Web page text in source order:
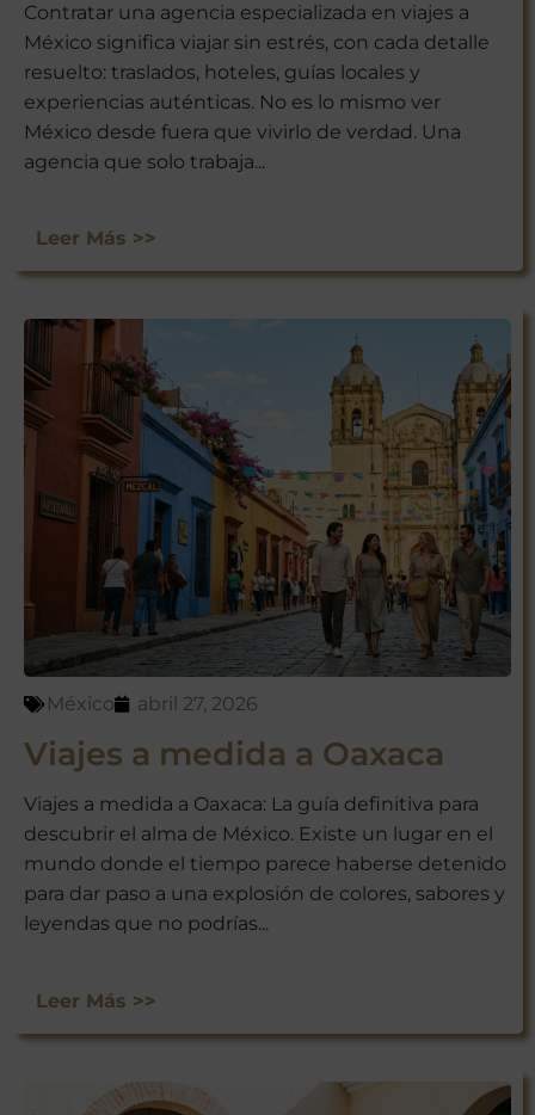
Contratar una agencia especializada en viajes a
México significa viajar sin estrés, con cada detalle
resuelto: traslados, hoteles, guías locales y
experiencias auténticas. No es lo mismo ver
México desde fuera que vivirlo de verdad. Una
agencia que solo trabaja...
Leer Más >>
México abril 27, 2026
Viajes a medida a Oaxaca
Viajes a medida a Oaxaca: La guía definitiva para
descubrir el alma de México. Existe un lugar en el
mundo donde el tiempo parece haberse detenido
para dar paso a una explosión de colores, sabores y
leyendas que no podrías...
Leer Más >>